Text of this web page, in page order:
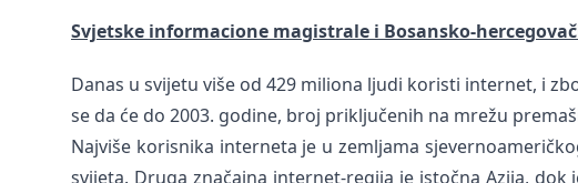
Svjetske informacione magistrale i Bosansko-
Danas u svijetu više od 429 miliona ljudi koristi internet, i
se da će do 2003. godine, broj priključenih na mrežu
Najviše korisnika interneta je u zemljama
svijeta. Druga značajna internet-regija je istočna Azija,